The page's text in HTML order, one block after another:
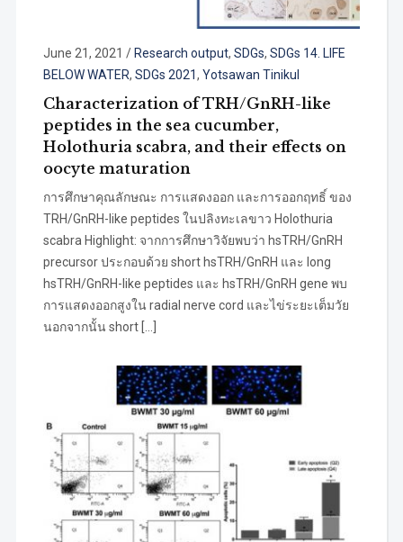
June 21, 2021 / Research output, SDGs, SDGs 14. LIFE
BELOW WATER, SDGs 2021, Yotsawan Tinikul
Characterization of TRH/GnRH-like
peptides in the sea cucumber,
Holothuria scabra, and their effects on
oocyte maturation
การศึกษาคุณลักษณะ การแสดงออก และการออกฤทธิ์ ของ
TRH/GnRH-like peptides ในปลิงทะเลขาว Holothuria
scabra Highlight: จากการศึกษาวิจัยพบว่า hsTRH/GnRH
precursor ประกอบด้วย short hsTRH/GnRH และ long
hsTRH/GnRH-like peptides และ hsTRH/GnRH gene พบ
การแสดงออกสูงใน radial nerve cord และไข่ระยะเต็มวัย
นอกจากนั้น short […]